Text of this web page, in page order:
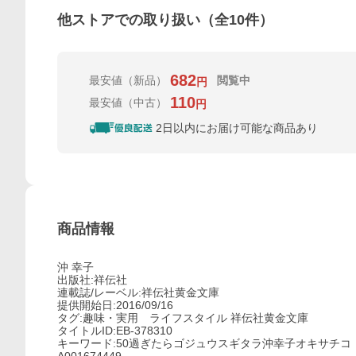
他ストアでの取り扱い（全10件）
最安値 （新品） 682円
閲覧中
最安値 （中古） 110円
2日以内にお届け可能な商品あり
商品情報
沖 幸子
出版社:祥伝社
連載誌/レーベル:祥伝社黄金文庫
提供開始日:2016/09/16
タグ:趣味・実用 ライフスタイル 祥伝社黄金文庫
タイトルID:EB-378310
キーワード:50過ぎたらゴジュウスギタラ沖幸子オキサチコ